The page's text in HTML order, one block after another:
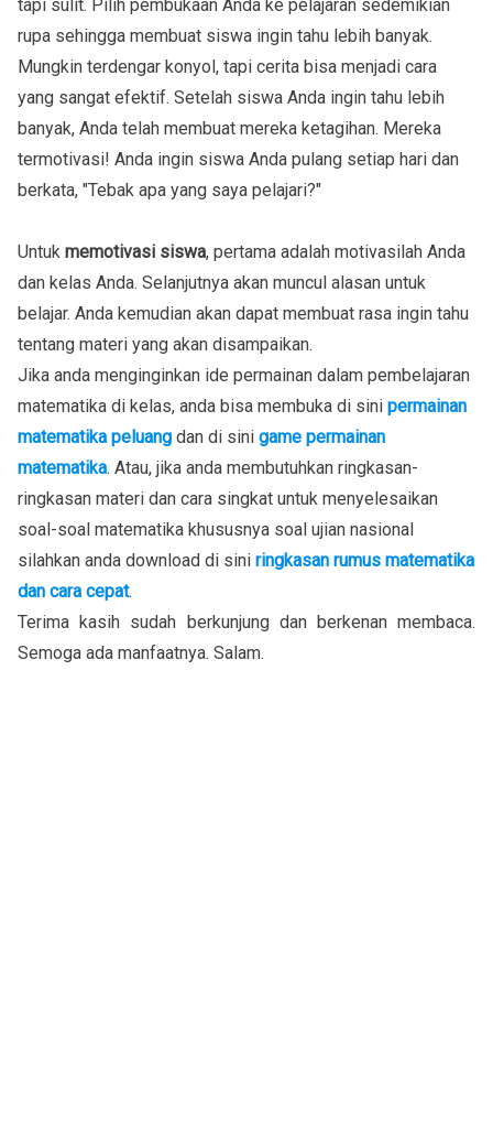
tapi sulit. Pilih pembukaan Anda ke pelajaran sedemikian
rupa sehingga membuat siswa ingin tahu lebih banyak.
Mungkin terdengar konyol, tapi cerita bisa menjadi cara
yang sangat efektif. Setelah siswa Anda ingin tahu lebih
banyak, Anda telah membuat mereka ketagihan. Mereka
termotivasi! Anda ingin siswa Anda pulang setiap hari dan
berkata, "Tebak apa yang saya pelajari?"
Untuk memotivasi siswa, pertama adalah motivasilah Anda
dan kelas Anda. Selanjutnya akan muncul alasan untuk
belajar. Anda kemudian akan dapat membuat rasa ingin tahu
tentang materi yang akan disampaikan.
Jika anda menginginkan ide permainan dalam pembelajaran
matematika di kelas, anda bisa membuka di sini permainan
matematika peluang dan di sini game permainan
matematika. Atau, jika anda membutuhkan ringkasan-
ringkasan materi dan cara singkat untuk menyelesaikan
soal-soal matematika khususnya soal ujian nasional
silahkan anda download di sini ringkasan rumus matematika
dan cara cepat.
Terima kasih sudah berkunjung dan berkenan membaca.
Semoga ada manfaatnya. Salam.